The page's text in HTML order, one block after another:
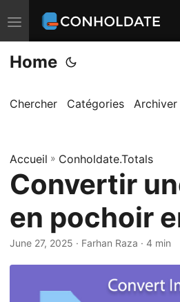
B
a
s
u
r
l
a
n
a
Home
Chercher Catégories Archiver
Accueil » Conholdate.Totals
Convertir
en pochoir
June 27, 2025 ‎ · Farhan Raza · 4 min